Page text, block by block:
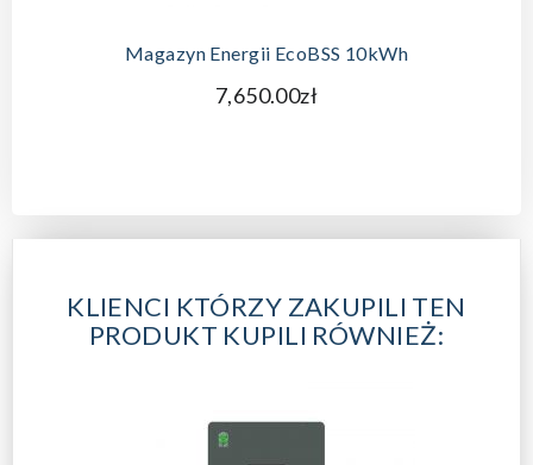
Magazyn Energii EcoBSS 10kWh
7,650.00zł
KLIENCI KTÓRZY ZAKUPILI TEN
PRODUKT KUPILI RÓWNIEŻ: